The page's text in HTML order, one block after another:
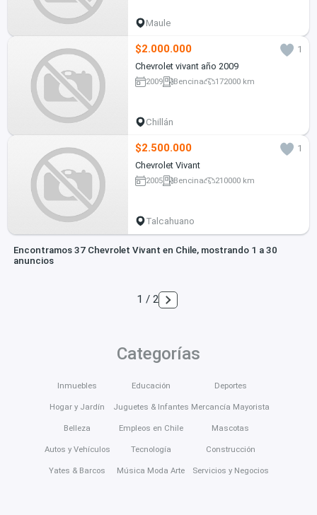
Maule
$2.000.000
1
Chevrolet vivant año 2009
2009 Bencina 172000 km
Chillán
$2.500.000
1
Chevrolet Vivant
2005 Bencina 210000 km
Talcahuano
Encontramos 37 Chevrolet Vivant en Chile, mostrando 1 a 30
anuncios
1 / 2
Categorías
Inmuebles
Hogar y Jardín
Belleza
Autos y Vehículos
Yates & Barcos
Educación
Juguetes & Infantes
Empleos en Chile
Tecnología
Música Moda Arte
Deportes
Mercancía Mayorista
Mascotas
Construcción
Servicios y Negocios